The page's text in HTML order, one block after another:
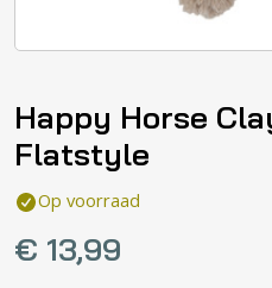
Happy Horse
Flatstyle
Op voorraad
€ 13,99